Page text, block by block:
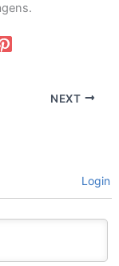
NEXT
Login